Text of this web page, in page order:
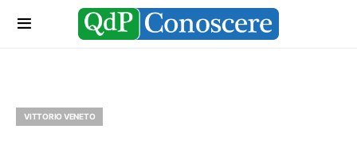
VITTORIO VENETO